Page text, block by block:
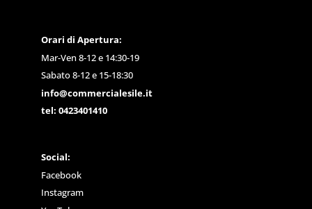
Orari di Apertura:
Mar-Ven 8-12 e 14:30-19
Sabato 8-12 e 15-18:30
info@commercialesile.it
tel: 0423401410
Social:
Facebook
Instagram